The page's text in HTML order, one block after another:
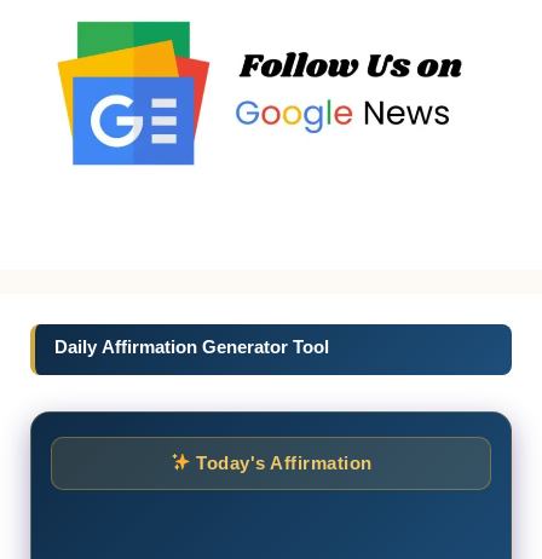
Daily Affirmation Generator Tool
Today's Affirmation